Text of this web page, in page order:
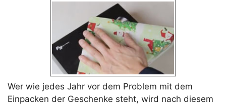
Wer wie jedes Jahr vor dem Problem mit dem
Einpacken der Geschenke steht, wird nach diesem